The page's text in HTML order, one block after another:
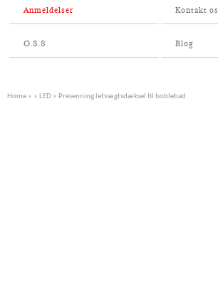
Anmeldelser Kontakt os
O.S.S. Blog
Home » » LED » Presenning letvægtsdæksel til boblebad